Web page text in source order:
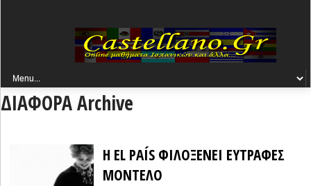
ΔΙΑΦΟΡΑ Archive
Η EL PAÍS ΦΙΛΟΞΕΝΕΙ ΕΥΤΡΑΦΕΣ
ΜΟΝΤΕΛΟ